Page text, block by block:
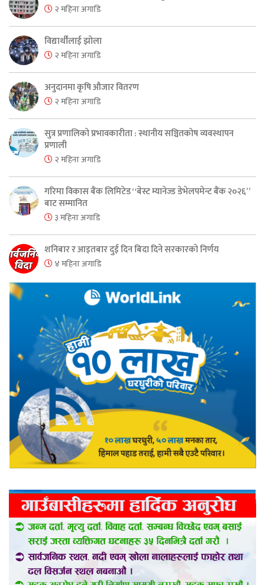
२ महिना अगाडि
विद्यार्थीलाई झोला
२ महिना अगाडि
अनुदानमा कृषि औजार वितरण
२ महिना अगाडि
सुत्र प्रणालिको प्रभावकारीता : स्थानीय सञ्चितकोष व्यवस्थापन
प्रणाली
२ महिना अगाडि
गरिमा विकास बैंक लिमिटेड “बेस्ट म्यानेज्ड डेभेलपमेन्ट बैंक २०२६”
बाट सम्मानित
३ महिना अगाडि
शनिबार र आइतबार दुई दिन बिदा दिने सरकारको निर्णय
४ महिना अगाडि